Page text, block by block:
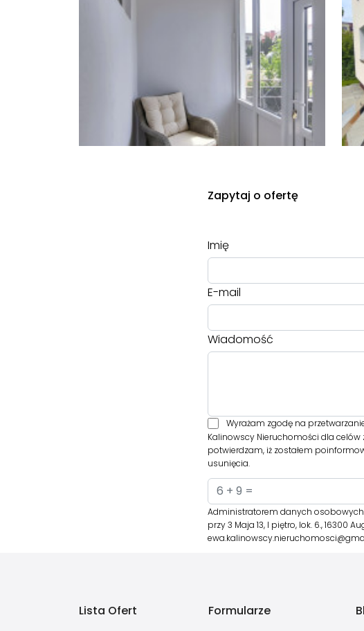
Zapytaj o ofertę
Imię
E-mail
Wiadomość
Wyrażam zgodę na
Kalinowscy Nieruchomości dla
potwierdzam, iż zostałem
usunięcia.
Administratorem danych osobowych
przy 3 Maja 13, I piętro, lok. 6., 16300
Lista Ofert Formularze